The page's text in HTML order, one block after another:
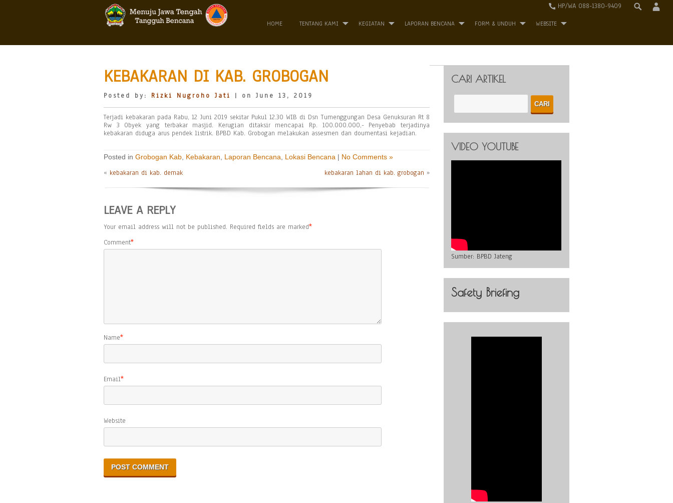
HP/WA 088-1380-9409
HOME TENTANG KAMI KEGIATAN LAPORAN BENCANA FORM & UNDUH WEBSITE
KEBAKARAN DI KAB. GROBOGAN
Posted by: Rizki Nugroho Jati | on June 13, 2019
Terjadi kebakaran pada Rabu, 12 Juni 2019 sekitar Pukul 12.30 WIB di Dsn Tumenggungan Desa Genuksuran Rt 8
Rw 3 Obyek yang terbakar masjid. Kerugian ditaksir mencapai Rp. 100.000.000,- Penyebab terjadinya
kebakaran diduga arus pendek listrik. BPBD Kab. Grobogan melakukan assesmen dan doumentasi kejadian.
Posted in Grobogan Kab Kebakaran Laporan Bencana Lokasi Bencana | No Comments »
« kebakaran di kab. demak kebakaran lahan di kab. grobogan »
LEAVE A REPLY
Your email address will not be published. Required fields are marked*
Comment*
Name*
Email*
Website
CARI ARTIKEL
VIDEO YOUTUBE
Sumber: BPBD Jateng
Safety Briefing